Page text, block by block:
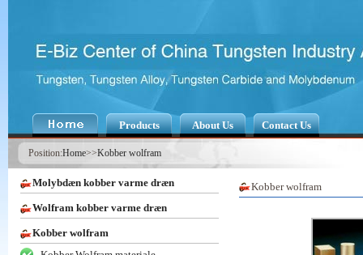
Products About Us Contact Us
Position:Home>>Kobber wolfram
Molybdæn kobber varme dræn
Wolfram kobber varme dræn
Kobber wolfram
Kobber wolfram